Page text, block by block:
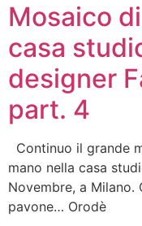
Mosaico
casa
designer
part. 4
Continuo il grande
mano nella casa
Novembre, a
pavone… Orodè